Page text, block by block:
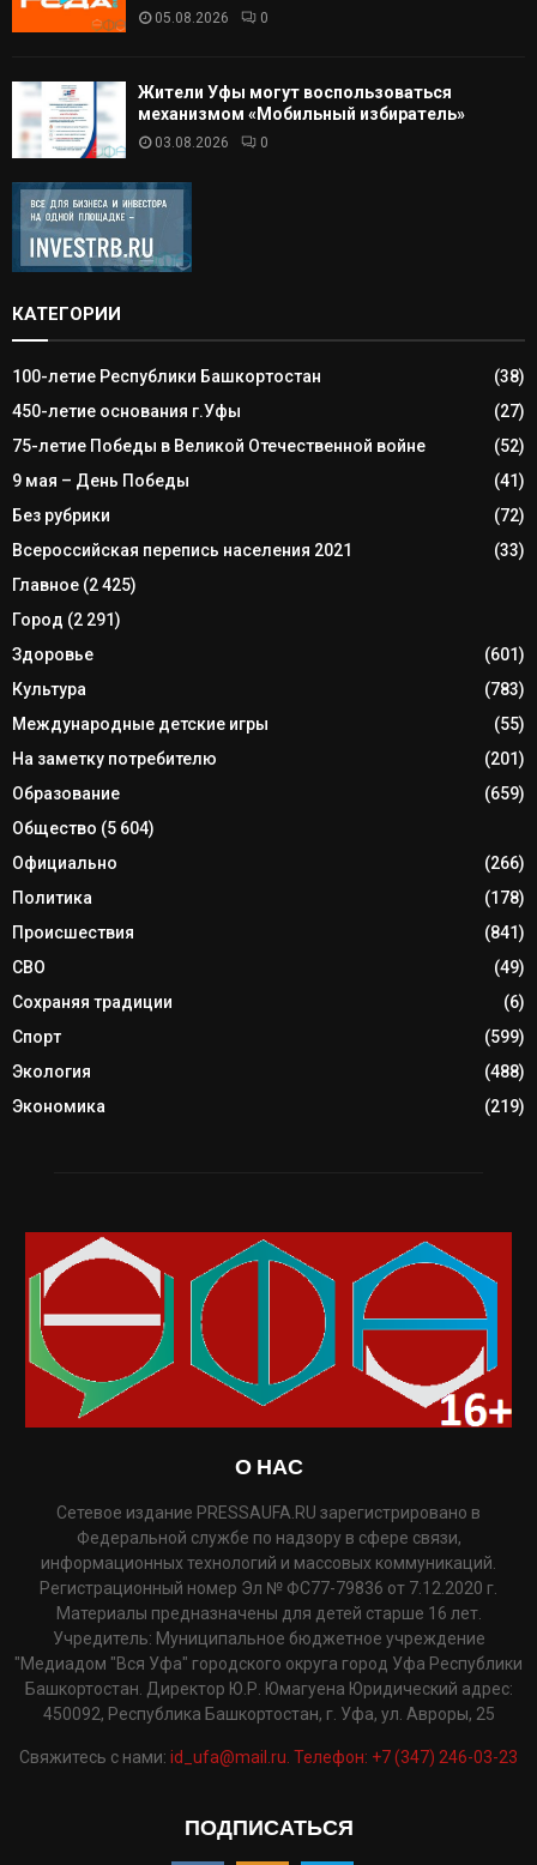
05.08.2026 0
Жители Уфы могут воспользоваться
механизмом «Мобильный избиратель»
03.08.2026 0
КАТЕГОРИИ
100-летие Республики Башкортостан
(38)
450-летие основания г.Уфы
(27)
75-летие Победы в Великой Отечественной войне
(52)
9 мая – День Победы
(41)
Без рубрики
(72)
Всероссийская перепись населения 2021
(33)
Главное (2 425)
Город (2 291)
Здоровье
(601)
Культура
(783)
Международные детские игры
(55)
На заметку потребителю
(201)
Образование
(659)
Общество (5 604)
Официально
(266)
Политика
(178)
Происшествия
(841)
СВО
(49)
Сохраняя традиции
(6)
Спорт
(599)
Экология
(488)
Экономика
(219)
О НАС
Сетевое издание PRESSAUFA.RU зарегистрировано в
Федеральной службе по надзору в сфере связи,
информационных технологий и массовых коммуникаций.
Регистрационный номер Эл № ФС77-79836 от 7.12.2020 г.
Материалы предназначены для детей старше 16 лет.
Учредитель: Муниципальное бюджетное учреждение
"Медиадом "Вся Уфа" городского округа город Уфа Республики
Башкортостан. Директор Ю.Р. Юмагуена Юридический адрес:
450092, Республика Башкортостан, г. Уфа, ул. Авроры, 25
Свяжитесь с нами: id_ufa@mail.ru. Телефон: +7 (347) 246-03-23
ПОДПИСАТЬСЯ